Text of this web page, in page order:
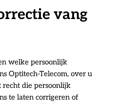
vang
welke persoonlijk
Optitech-Telecom, over u
recht die persoonlijk
te laten corrigeren of